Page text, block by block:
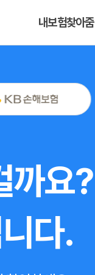
내보험찾아줌
까요?
다.